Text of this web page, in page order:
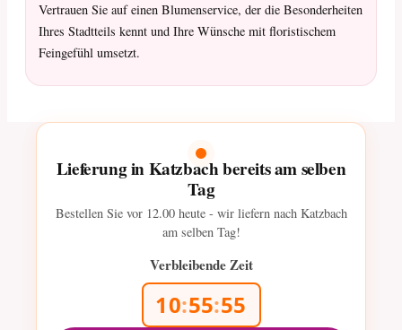
Vertrauen Sie auf einen Blumenservice, der die Besonderheiten
Ihres Stadtteils kennt und Ihre Wünsche mit floristischem
Feingefühl umsetzt.
Lieferung in Katzbach bereits am selben
Tag
Bestellen Sie vor 12.00heute - wir liefern nach Katzbach
am selben Tag!
Verbleibende Zeit
10:55:54